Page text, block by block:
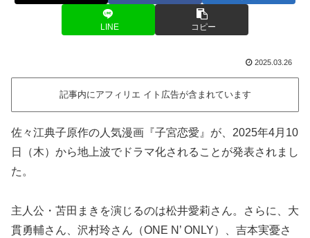
LINE コピー
2025.03.26
記事内にアフィリエ イト広告が含まれています
佐々江典子原作の人気漫画『子宮恋愛』が、2025年4月10
日（木）から地上波でドラマ化されることが発表されまし
た。
主人公・苫田まきを演じるのは松井愛莉さん。さらに、大
貫勇輔さん、沢村玲さん（ONE N’ ONLY）、吉本実憂さ